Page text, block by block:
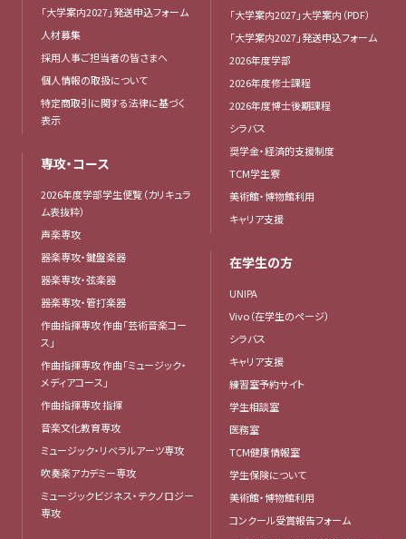
「大学案内2027」発送申込フォーム
人材募集
採用人事ご担当者の皆さまへ
個人情報の取扱について
特定商取引に関する法律に基づく
表示
専攻・コース
2026年度学部学生便覧（カリキュラ
ム表抜粋）
声楽専攻
器楽専攻・鍵盤楽器
器楽専攻・弦楽器
器楽専攻・管打楽器
作曲指揮専攻 作曲「芸術音楽コー
ス」
作曲指揮専攻 作曲「ミュージック・
メディアコース」
作曲指揮専攻 指揮
音楽文化教育専攻
ミュージック・リベラルアーツ専攻
吹奏楽アカデミー専攻
ミュージックビジネス・テクノロジー
専攻
「大学案内2027」大学案内（PDF）
「大学案内2027」発送申込フォーム
2026年度学部
2026年度修士課程
2026年度博士後期課程
シラバス
奨学金・経済的支援制度
TCM学生寮
美術館・博物館利用
キャリア支援
在学生の方
UNIPA
Vivo（在学生のページ）
シラバス
キャリア支援
練習室予約サイト
学生相談室
医務室
TCM健康情報室
学生保険について
美術館・博物館利用
コンクール受賞報告フォーム